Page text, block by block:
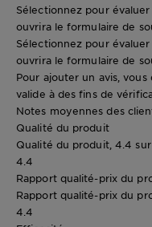
Sélectionnez pour
ouvrira le formulaire de
Sélectionnez pour
ouvrira le formulaire de
Pour ajouter un avis,
valide à des fins de
Notes moyennes des
Qualité du produit
Qualité du produit, 4.4
4.4
Rapport qualité-prix du
Rapport qualité-prix du
4.4